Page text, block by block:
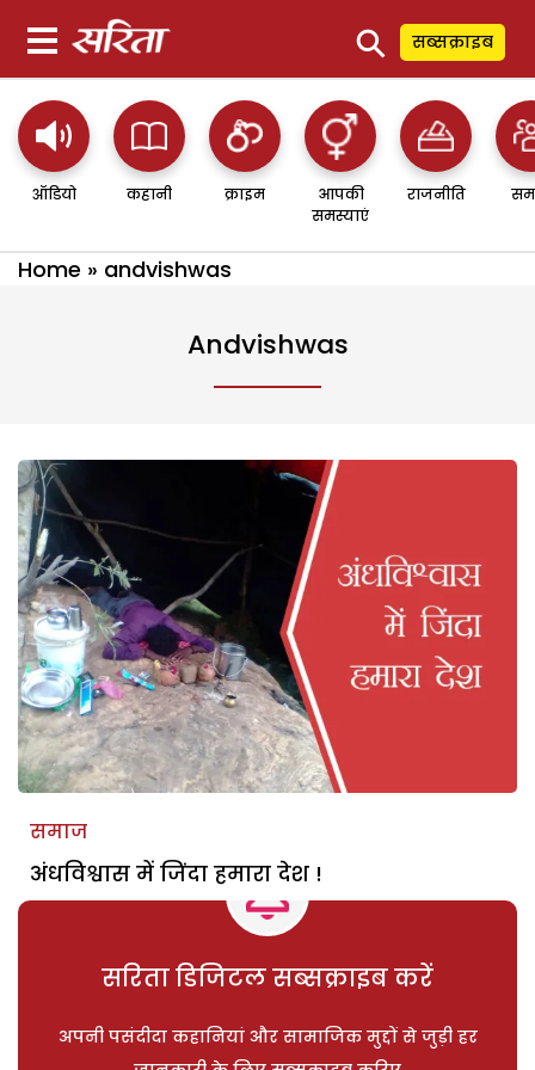
⚲ सब्सक्राइब
ऑडियो कहानी क्राइम
आपकी
समस्याएं
राजनीति
Home » andvishwas
Andvishwas
समाज
अंधविश्वास में जिंदा हमारा देश !
सरिता डिजिटल सब्सक्राइब करें
अपनी पसंदीदा कहानियां और सामाजिक मुद्दों से जुड़ी हर